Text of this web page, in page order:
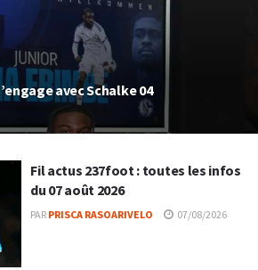
avec Schalke 04
Fil actus 237foot : toutes les infos
du 07 août 2026
PAR PRISCA RASOARIVELO 07/08/2026